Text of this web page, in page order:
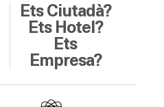
Ets Ciutadà?
Ets Hotel?
Ets
Empresa?